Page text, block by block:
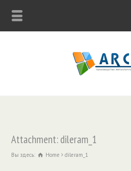
Attachment: dileram_1
Вы здесь: Home dileram_1